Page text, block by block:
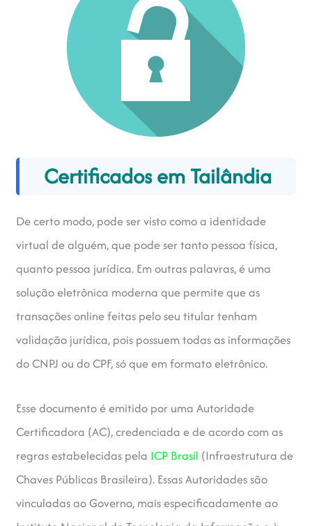
Certificados em Tailândia
De certo modo, pode ser visto como a identidade
virtual de alguém, que pode ser tanto pessoa física,
quanto pessoa jurídica. Em outras palavras, é uma
solução eletrônica moderna que permite que as
transações online feitas pelo seu titular tenham
validação jurídica, pois possuem todas as informações
do CNPJ ou do CPF, só que em formato eletrônico.
Esse documento é emitido por uma Autoridade
Certificadora (AC), credenciada e de acordo com as
regras estabelecidas pela ICP Brasil (Infraestrutura de
Chaves Públicas Brasileira). Essas Autoridades são
vinculadas ao Governo, mais especificadamente ao